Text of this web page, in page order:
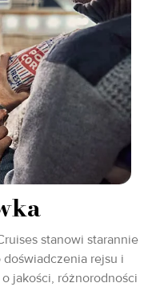
stanowi starannie
rejsu i
jakości, różnorodności